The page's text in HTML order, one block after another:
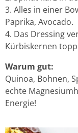
Alles in einer
Paprika, Avocado.
Das Dressing
Kürbiskernen
Warum gut:
Quinoa, Bohnen,
echte
Energie!